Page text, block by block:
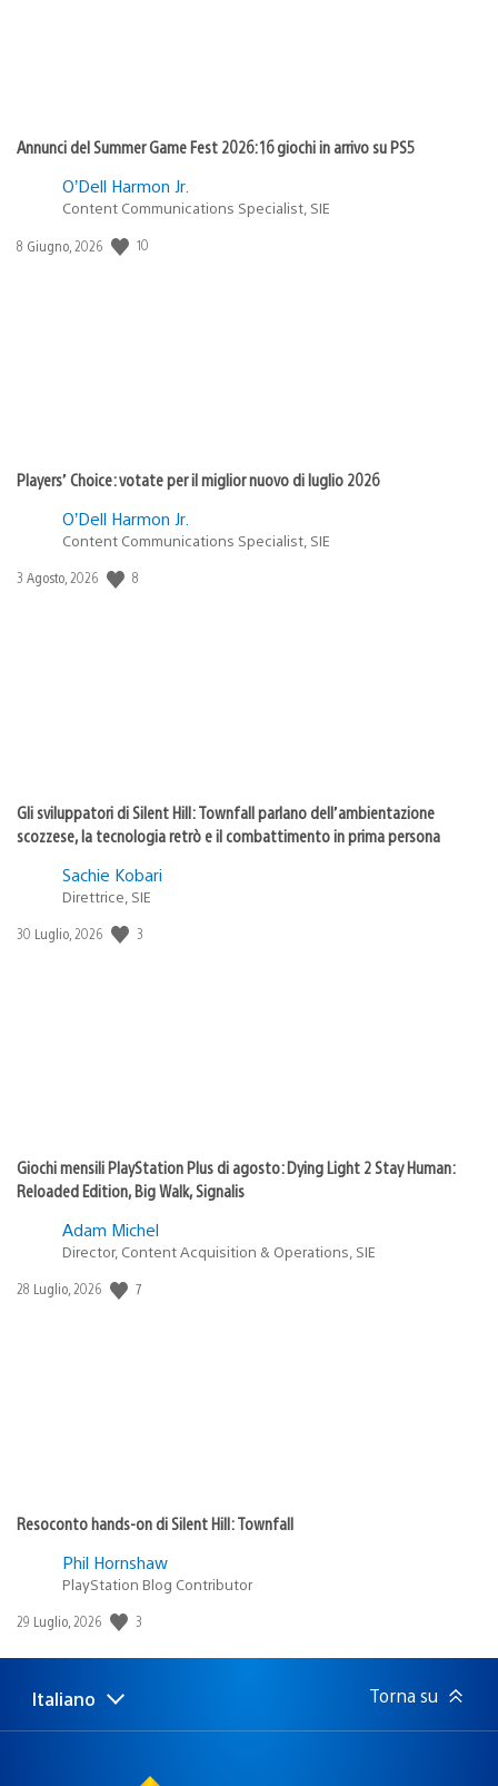
Annunci del Summer Game Fest 2026: 16 giochi in arrivo su PS5
O’Dell Harmon Jr.
Content Communications Specialist, SIE
Data
8 Giugno, 2026 10
Players’ Choice: votate per il miglior nuovo di luglio 2026
O’Dell Harmon Jr.
Content Communications Specialist, SIE
Data
3 Agosto, 2026 8
Gli sviluppatori di Silent Hill: Townfall parlano dell’ambientazione
scozzese, la tecnologia retrò e il combattimento in prima persona
Sachie Kobari
Direttrice, SIE
Data
30 Luglio, 2026 3
Giochi mensili PlayStation Plus di agosto: Dying Light 2 Stay Human:
Reloaded Edition, Big Walk, Signalis
Adam Michel
Director, Content Acquisition & Operations, SIE
Data
28 Luglio, 2026 7
Resoconto hands-on di Silent Hill: Townfall
Phil Hornshaw
PlayStation Blog Contributor
Data
pubblicazione:
29 Luglio, 2026 3
Seleziona
Regione
Italiano Torna su